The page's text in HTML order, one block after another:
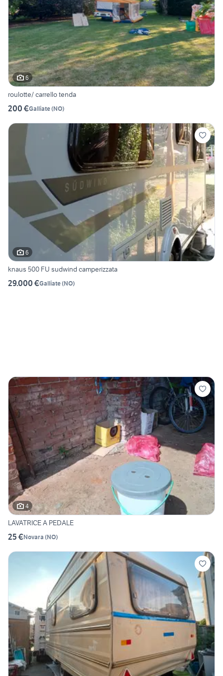
6
roulotte/ carrello tenda
200 €Galliate(NO)
6
knaus 500 FU sudwind camperizzata
29.000 €Galliate(NO)
4
LAVATRICE A PEDALE
25 €Novara (NO)